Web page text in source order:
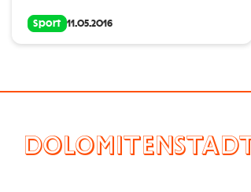
Sport 11.05.2016
DOLOMITENSTADT